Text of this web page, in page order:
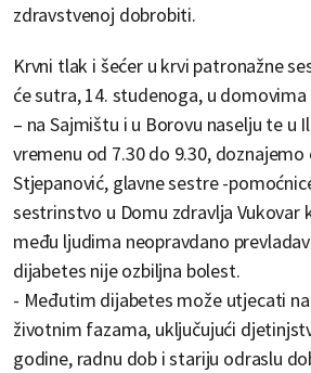
zdravstvenoj dobrobiti.
Krvni tlak i šećer u krvi patronažne
će sutra, 14. studenoga, u domovima
– na Sajmištu i u Borovu naselju te u
vremenu od 7.30 do 9.30,
Stjepanović, glavne sestre -
sestrinstvo u Domu zdravlja Vukovar
među ljudima neopravdano
dijabetes nije ozbiljna bolest.
- Međutim dijabetes može utjecati
životnim fazama, uključujući
godine, radnu dob i stariju odraslu